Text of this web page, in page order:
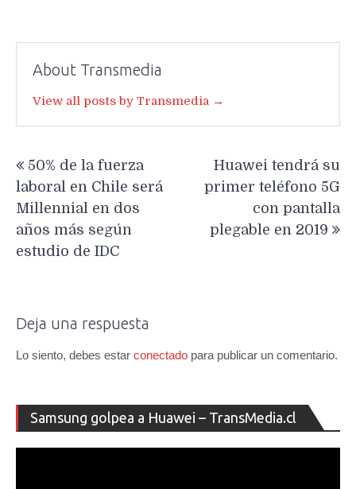
About Transmedia
View all posts by Transmedia →
de
entradas
50% de la fuerza
laboral en Chile será
Millennial en dos
años más según
estudio de IDC
Huawei tendrá su
primer teléfono 5G
con pantalla
plegable en 2019
Deja una respuesta
Lo siento, debes estar conectado para publicar un comentario.
Samsung golpea a Huawei – TransMedia.cl
de